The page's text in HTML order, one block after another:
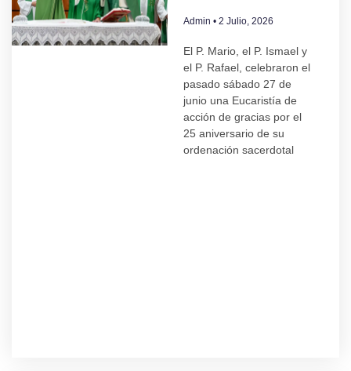
Admin 2 Julio, 2026
El P. Mario, el P. Ismael y
el P. Rafael, celebraron el
pasado sábado 27 de
junio una Eucaristía de
acción de gracias por el
25 aniversario de su
ordenación sacerdotal